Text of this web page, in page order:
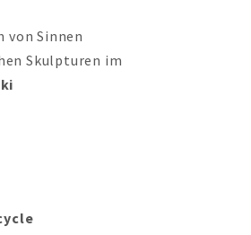
von Sinnen
Skulpturen im